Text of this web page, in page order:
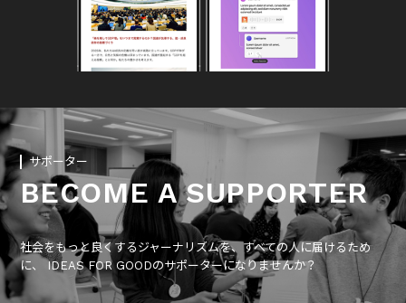
サポーター
BECOME A SUPPORTER
社会をもっと良くするジャーナリズムを、すべての人に届けるため
に、 IDEAS FOR GOODのサポーターになりませんか？